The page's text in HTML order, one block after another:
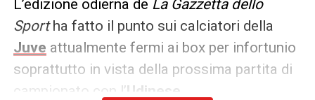
L’edizione odierna de La Gazzetta dello
Sportha fatto il punto sui calciatori della
Juve attualmente fermi ai box per infortunio
soprattutto in vista della prossima partita di
campionato con l’Udinese